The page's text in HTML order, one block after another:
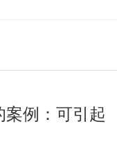
案例：可引起